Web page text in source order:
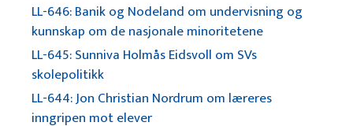
LL-646: Banik og Nodeland om undervisning og
kunnskap om de nasjonale minoritetene
LL-645: Sunniva Holmås Eidsvoll om SVs
skolepolitikk
LL-644: Jon Christian Nordrum om læreres
inngripen mot elever